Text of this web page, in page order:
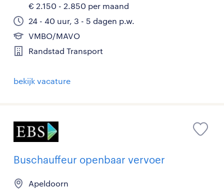
€ 2.150 - 2.850 per maand
24 - 40 uur, 3 - 5 dagen p.w.
VMBO/MAVO
Randstad Transport
bekijk vacature
Buschauffeur openbaar vervoer
Apeldoorn